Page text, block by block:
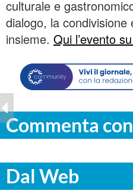
culturale e
dialogo, la
insieme. Qui l’evento
Commenta
Dal Web